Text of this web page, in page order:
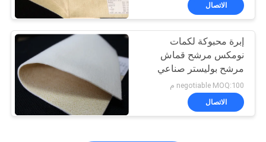
الاتصال
إبرة محبوكة لكمات
نومكس مرشح قماش
مرشح بوليستر صناعي
negotiable MOQ:100 م
الاتصال